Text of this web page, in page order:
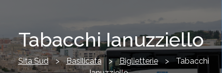
Tabacchi Ianuzziello
Sita Sud > Basilicata > Biglietterie >
Tabacchi